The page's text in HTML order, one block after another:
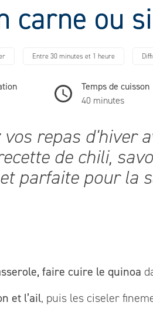
carne ou
Entre 30 minutes et 1 heure
Temps de cuisson
40 minutes
vos repas d'hiver
de chili,
parfaite pour la
faire cuire le quinoa
et l’ail, puis les ciseler